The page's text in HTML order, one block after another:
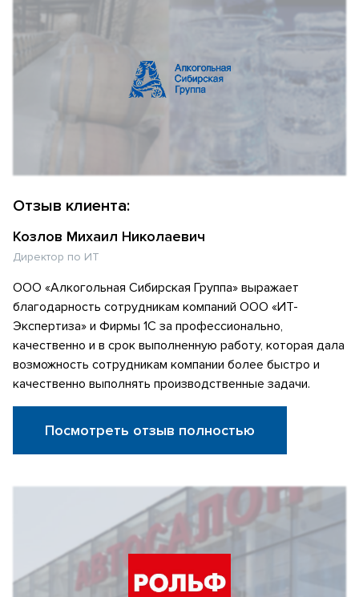
Отзыв клиента:
Козлов Михаил Николаевич
Директор по ИТ
ООО «Алкогольная Сибирская Группа» выражает
благодарность сотрудникам компаний ООО «ИТ-
Экспертиза» и Фирмы 1С за профессионально,
качественно и в срок выполненную работу, которая дала
возможность сотрудникам компании более быстро и
качественно выполнять производственные задачи.
Посмотреть отзыв полностью